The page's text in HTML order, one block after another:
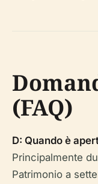
(FAQ)
D: Quando è
Principalmente
Patrimonio a